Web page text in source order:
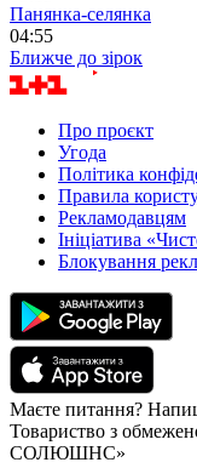
Панянка-селянка
04:55
Ближче до зірок
Про проєкт
Угода
Політика
Правила
Рекламодавцям
Ініціатива
Блокування
Маєте питання?
Товариство з
СОЛЮШНС»